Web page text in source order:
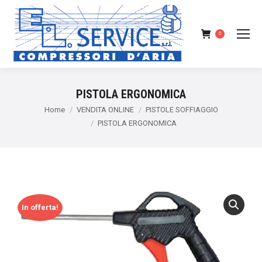
0
PISTOLA ERGONOMICA
You are here:
Home VENDITA ONLINE
PISTOLE SOFFIAGGIO
PISTOLA ERGONOMICA
In offerta!